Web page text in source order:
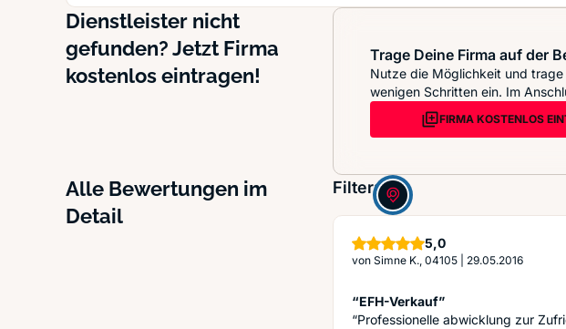
Dienstleister nicht
gefunden? Jetzt Firma
kostenlos eintragen!
Trage Deine Firma auf der
Nutze die Möglichkeit und trage
wenigen Schritten ein. Im
FIRMA KOSTENLOS
Alle Bewertungen im
Detail
Filter:
5,0Sterne
von Simne K., 04105 29.05.2016
“EFH-Verkauf”
“Professionelle abwicklung zur